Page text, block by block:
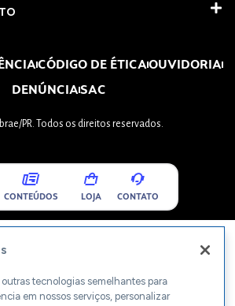
CÓDIGO DE ÉTICAOUVIDORIA
DENÚNCIASAC
PR. Todos os direitos reservados.
CONTEÚDOS LOJA CONTATO
outras tecnologias semelhantes para
em nossos serviços, personalizar